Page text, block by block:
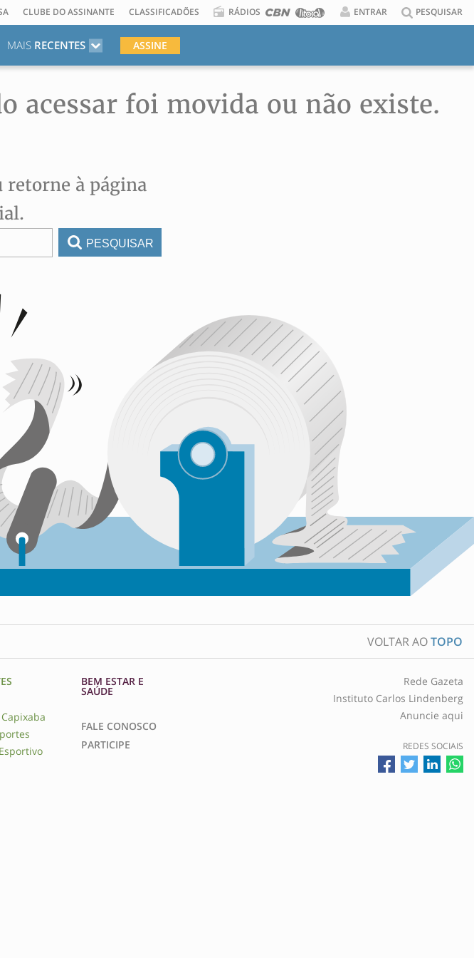
CLUBE DO ASSINANTE CLASSIFICADÕES RÁDIOS ENTRAR PESQUISAR
MAISRECENTES ASSINE
acessar foi movida ou não existe.
retorne à página
PESQUISAR
VOLTAR AOTOPO
BEM ESTAR E
SAÚDE
FALE CONOSCO
PARTICIPE
Rede Gazeta
Instituto Carlos Lindenberg
Anuncie aqui
REDES SOCIAIS